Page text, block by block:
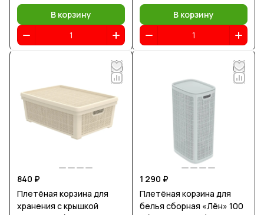
В корзину В корзину
840 ₽
Плетёная корзина для
хранения с крышкой
1 290 ₽
Плетёная корзина для
белья сборная «Лён» 100